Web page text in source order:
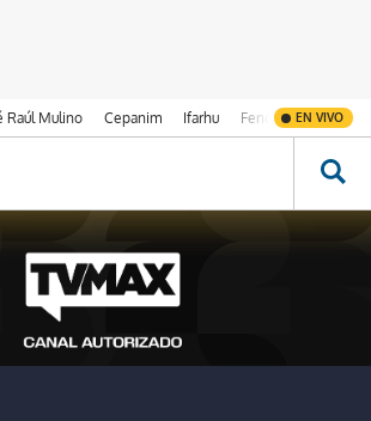
Raúl Mulino Cepanim Ifarhu Fenómeno de El
EN VIVO